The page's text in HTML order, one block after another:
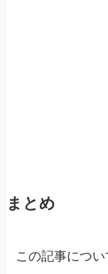
まとめ
この記事につい